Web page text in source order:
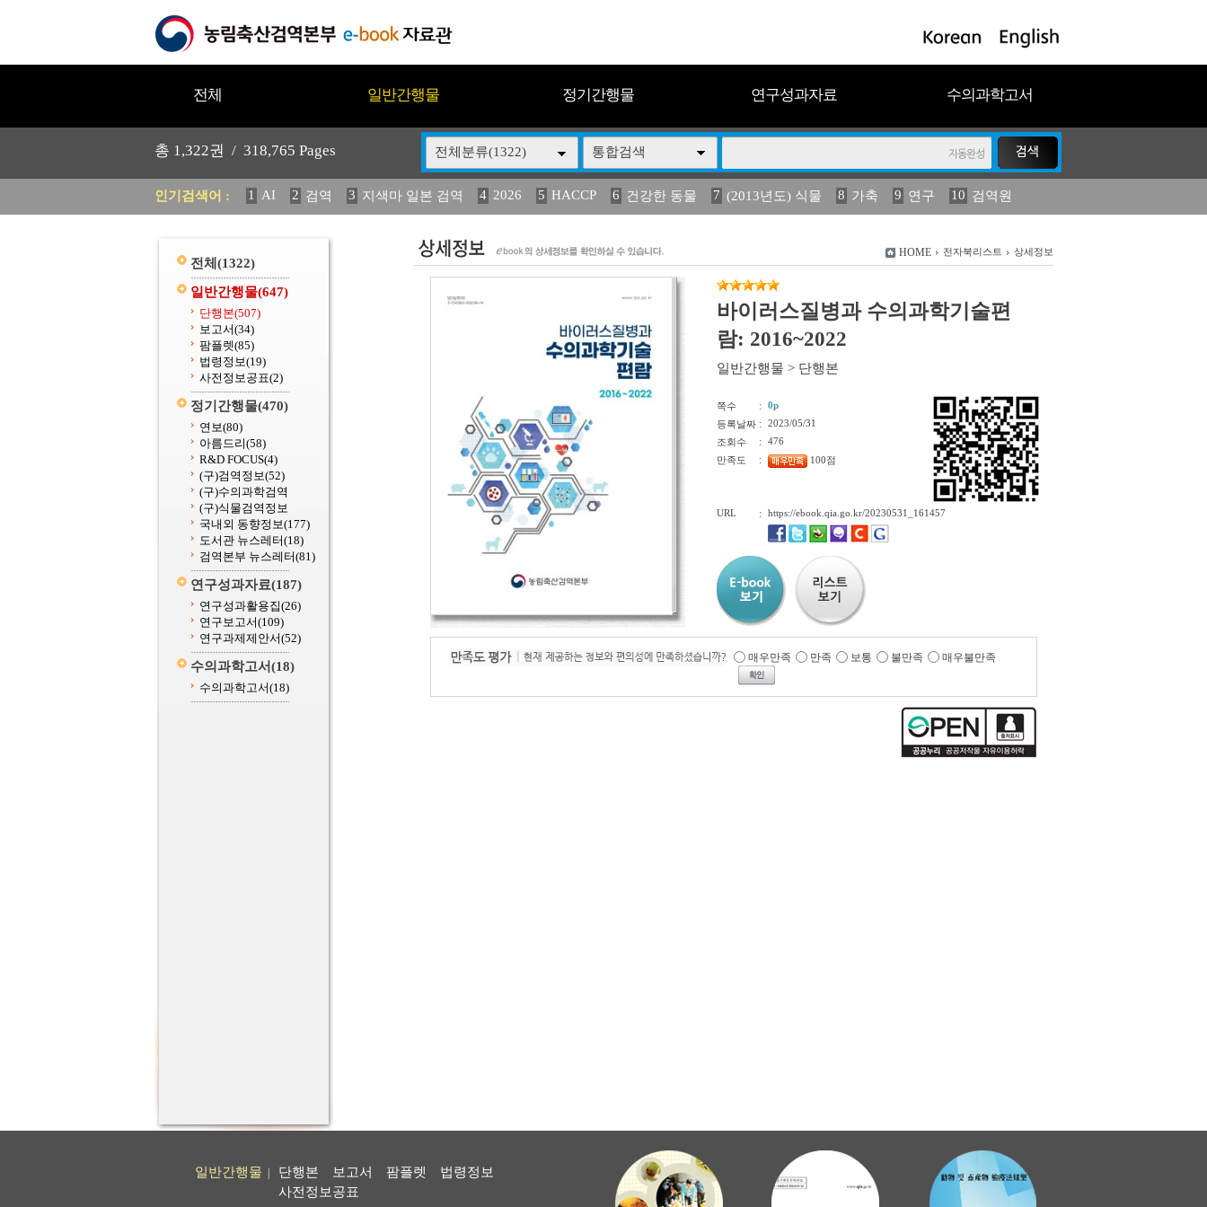
전체 일반간행물 정기간행물 연구성과자료 수의과학고서
총 1,322권 / 318,765 Pages 전체분류(1322) 통합검색
인기검색어 : 1 AI 2 검역 3 지색마 일본 검역 4 2026 5 HACCP 6 건강한 동물 7 (2013년도) 식물 8 가축 9 연구 10 검역원
11 2025 12 중독성 식물 도감 13 媛 異 14 (2013년도) 식 15 구제역 16 관리 17 연보 18 2023 19 농림수산
전체 (1322)
일반간행물(647)
단행본(507)
보고서(34)
팜플렛(85)
법령정보(19)
사전정보공표(2)
정기간행물(470)
연보(80)
아름드리(58)
R&D FOCUS(4)
(구)검역정보(52)
(구)수의과학검역
(구)식물검역정보
국내외 동향정보(177)
도서관 뉴스레터(18)
검역본부 뉴스레터(81)
연구성과자료(187)
연구성과활용집(26)
연구보고서(109)
연구과제제안서(52)
수의과학고서(18)
수의과학고서(18)
HOME 전자북리스트 상세정보
바이러스질병과 수의과학기술편
람: 2016~2022
일반간행물 > 단행본
쪽수 :
0p
등록날짜 :
2023/05/31
조회수
:
476
만족도
: 100점
URL : https://ebook.qia.go.kr/20230531_161457
매우만족 만족 보통 불만족 매우불만족
일반간행물 단행본 보고서 팜플렛
법령정보
사전정보공표